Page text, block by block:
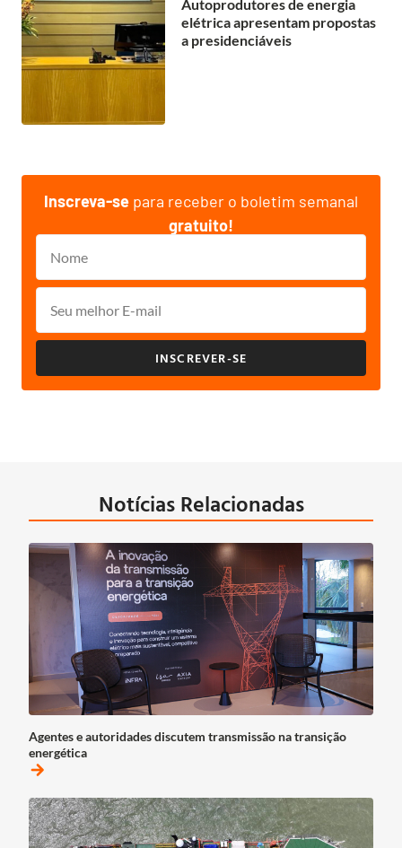
Autoprodutores de energia
elétrica apresentam propostas
a presidenciáveis
Inscreva-se para receber o boletim semanal
gratuito!
INSCREVER-SE
Notícias Relacionadas
Agentes e autoridades discutem transmissão na transição
energética
arrow_forward